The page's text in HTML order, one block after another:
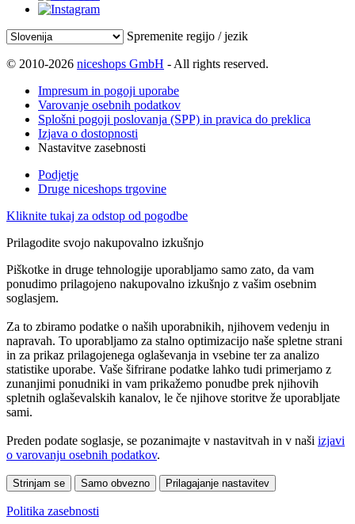
Spremenite regijo / jezik
© 2010-2026 niceshops GmbH - All rights reserved.
Impresum in pogoji uporabe
Varovanje osebnih podatkov
Splošni pogoji poslovanja (SPP) in pravica do preklica
Izjava o dostopnosti
Nastavitve zasebnosti
Podjetje
Druge niceshops trgovine
Kliknite tukaj za odstop od pogodbe
Prilagodite svojo nakupovalno izkušnjo
Piškotke in druge tehnologije uporabljamo samo zato, da vam
ponudimo prilagojeno nakupovalno izkušnjo z vašim osebnim
soglasjem.
Za to zbiramo podatke o naših uporabnikih, njihovem vedenju in
napravah. To uporabljamo za stalno optimizacijo naše spletne strani
in za prikaz prilagojenega oglaševanja in vsebine ter za analizo
statistike uporabe. Vaše šifrirane podatke lahko tudi primerjamo z
zunanjimi ponudniki in vam prikažemo ponudbe prek njihovih
spletnih oglaševalskih kanalov, le če njihove storitve že uporabljate
sami.
Preden podate soglasje, se pozanimajte v nastavitvah in v naši izjavi
o varovanju osebnih podatkov.
Strinjam se Samo obvezno Prilagajanje nastavitev
Politika zasebnosti